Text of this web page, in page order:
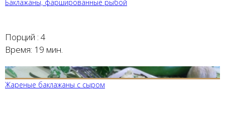
Баклажаны, фаршированные рыбой
Порций : 4
Время: 19 мин.
Жареные баклажаны с сыром